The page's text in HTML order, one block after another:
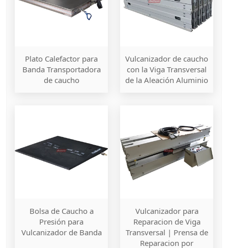
Plato Calefactor para
Banda Transportadora
de caucho
Vulcanizador de caucho
con la Viga Transversal
de la Aleación Aluminio
Bolsa de Caucho a
Presión para
Vulcanizador de Banda
Vulcanizador para
Reparacion de Viga
Transversal | Prensa de
Reparacion por